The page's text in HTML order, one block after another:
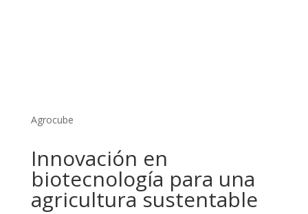
Agrocube
Innovación en
biotecnología para una
agricultura sustentable